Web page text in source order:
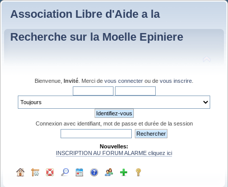
Association Libre d'Aide a la
Recherche sur la Moelle Epiniere
Bienvenue, Invité . Merci de vous connecter ou de vous inscrire
Connexion avec identifiant, mot de passe et durée de la session
Nouvelles:
INSCRIPTION AU FORUM ALARME cliquez ici